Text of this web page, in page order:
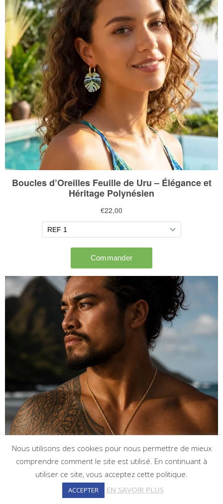
Nous utilisons des cookies pour nous permettre de mieux
comprendre comment le site est utilisé. En continuant à
utiliser ce site, vous acceptez cette politique.
ACCEPTER EN SAVOIR PLUS